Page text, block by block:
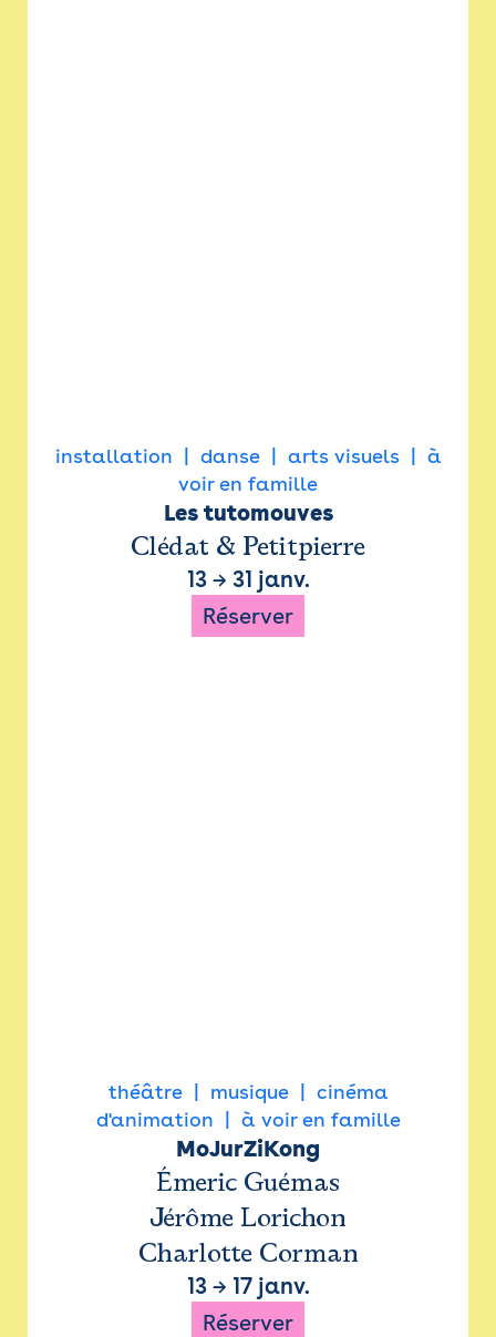
installation danse arts visuels
à
voir en famille
Les tutomouves
Clédat & Petitpierre
13→ 31 janv.
Réserver
théâtre musique
cinéma
d'animation
à voir en famille
MoJurZiKong
Émeric Guémas
Jérôme Lorichon
Charlotte Corman
13→ 17 janv.
Réserver